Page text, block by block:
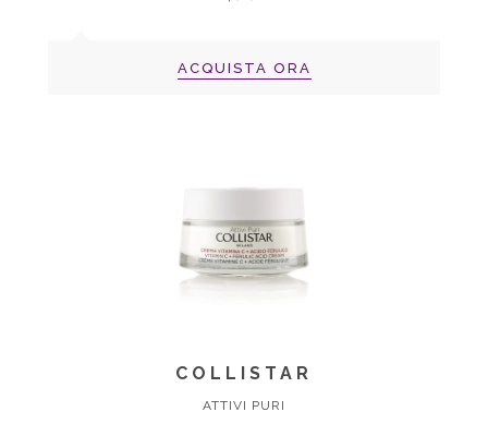
ACQUISTA ORA
COLLISTAR
ATTIVI PURI